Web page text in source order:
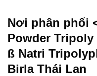
Nơi phân phối
Powder
ß Natri
Birla Thái Lan